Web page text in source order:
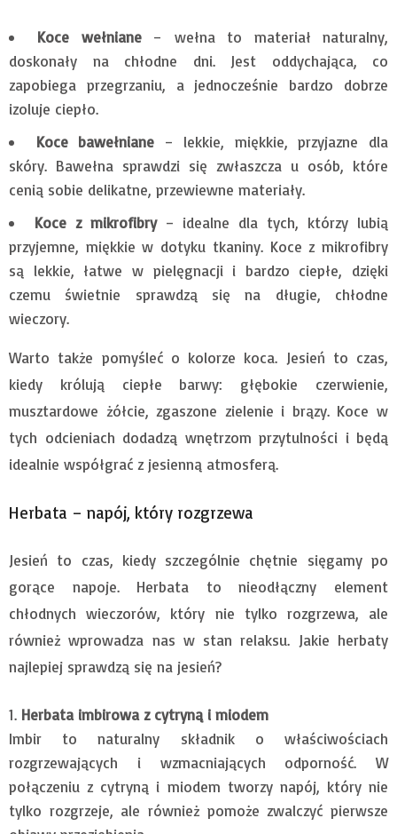
Koce wełniane– wełna to materiał naturalny,
doskonały na chłodne dni. Jest oddychająca, co
zapobiega przegrzaniu, a jednocześnie bardzo dobrze
izoluje ciepło.
Koce bawełniane – lekkie, miękkie, przyjazne dla
skóry. Bawełna sprawdzi się zwłaszcza u osób, które
cenią sobie delikatne, przewiewne materiały.
Koce z mikrofibry– idealne dla tych, którzy lubią
przyjemne, miękkie w dotyku tkaniny. Koce z mikrofibry
są lekkie, łatwe w pielęgnacji i bardzo ciepłe, dzięki
czemu świetnie sprawdzą się na długie, chłodne
wieczory.
Warto także pomyśleć o kolorze koca. Jesień to czas,
kiedy królują ciepłe barwy: głębokie czerwienie,
musztardowe żółcie, zgaszone zielenie i brązy. Koce w
tych odcieniach dodadzą wnętrzom przytulności i będą
idealnie współgrać z jesienną atmosferą.
Herbata – napój, który rozgrzewa
Jesień to czas, kiedy szczególnie chętnie sięgamy po
gorące napoje. Herbata to nieodłączny element
chłodnych wieczorów, który nie tylko rozgrzewa, ale
również wprowadza nas w stan relaksu. Jakie herbaty
najlepiej sprawdzą się na jesień?
Herbata imbirowa z cytryną i miodem
Imbir to naturalny składnik o właściwościach
rozgrzewających i wzmacniających odporność. W
połączeniu z cytryną i miodem tworzy napój, który nie
tylko rozgrzeje, ale również pomoże zwalczyć pierwsze